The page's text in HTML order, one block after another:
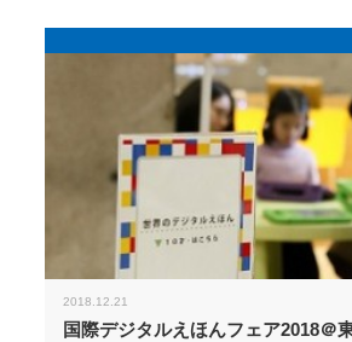
2018.12.21
国際デジタルえほんフェア2018＠